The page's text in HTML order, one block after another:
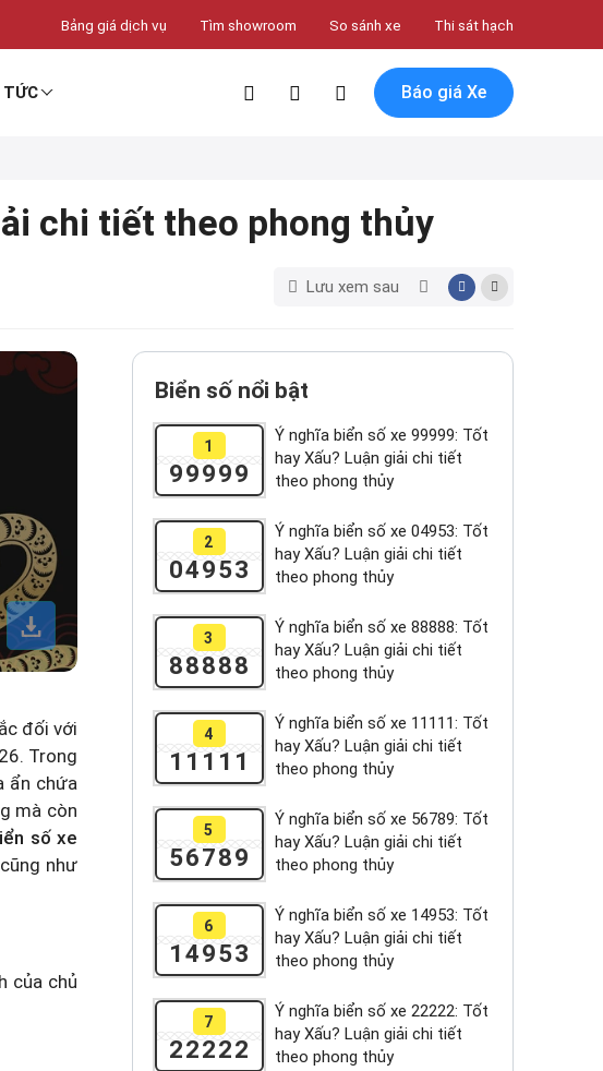
Bảng giá dịch vụ Tìm showroom So sánh xe Thi sát hạch
Báo giá Xe
chi tiết theo phong thủy
Lưu xem sau
đối với
. Trong
ẩn chứa
mà còn
số xe
như
của chủ
Biển số nổi bật
1
99999
Ý nghĩa biển số xe 99999: Tốt
hay Xấu? Luận giải chi tiết
theo phong thủy
2
04953
Ý nghĩa biển số xe 04953: Tốt
hay Xấu? Luận giải chi tiết
theo phong thủy
3
88888
Ý nghĩa biển số xe 88888: Tốt
hay Xấu? Luận giải chi tiết
theo phong thủy
4
11111
Ý nghĩa biển số xe 11111: Tốt
hay Xấu? Luận giải chi tiết
theo phong thủy
5
56789
Ý nghĩa biển số xe 56789: Tốt
hay Xấu? Luận giải chi tiết
theo phong thủy
6
14953
Ý nghĩa biển số xe 14953: Tốt
hay Xấu? Luận giải chi tiết
theo phong thủy
7
22222
Ý nghĩa biển số xe 22222: Tốt
hay Xấu? Luận giải chi tiết
theo phong thủy